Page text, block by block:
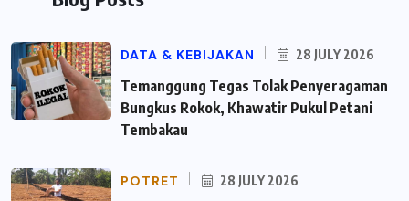
DATA & KEBIJAKAN 28 JULY 2026
Temanggung Tegas Tolak Penyeragaman
Bungkus Rokok, Khawatir Pukul Petani
Tembakau
POTRET 28 JULY 2026